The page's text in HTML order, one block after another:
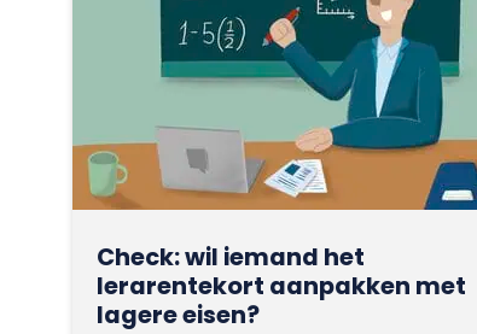
Check: wil iemand het
lerarentekort aanpakken met
lagere eisen?